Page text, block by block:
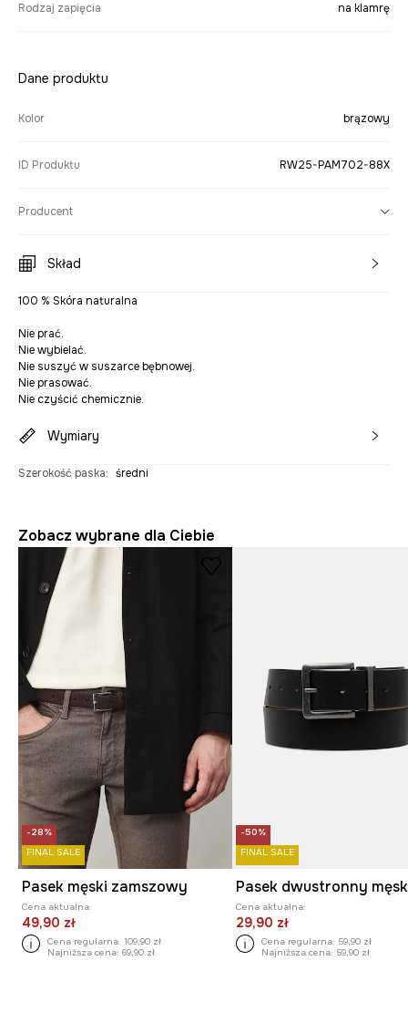
Rodzaj zapięcia na klamrę
Dane produktu
Kolor brązowy
ID Produktu RW25-PAM702-88X
Producent
Skład
100 % Skóra naturalna
Nie prać.
Nie wybielać.
Nie suszyć w suszarce bębnowej.
Nie prasować.
Nie czyścić chemicznie.
Wymiary
Szerokość paska: średni
Zobacz wybrane dla Ciebie
-28%
FINAL SALE
Pasek męski zamszowy
Cena aktualna:
49,90 zł
Cena regularna: 109,90 zł
Najniższa cena: 69,90 zł
-50%
FINAL SALE
Cena aktualna:
29,90 zł
Cena regularna: 59,90 zł
Najniższa cena: 59,90 zł